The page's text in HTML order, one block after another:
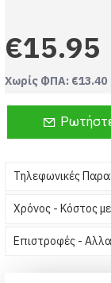
€15.95
Χωρίς ΦΠΑ: €13.40
Τηλεφωνικές
Χρόνος - Κόστος
Επιστροφές -